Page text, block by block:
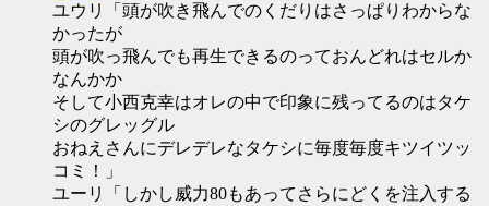
ユウリ「頭が吹き飛んでのくだりはさっぱりわからな
かったが
頭が吹っ飛んでも再生できるのっておんどれはセルか
なんかか
そして小西克幸はオレの中で印象に残ってるのはタケ
シのグレッグル
おねえさんにデレデレなタケシに毎度毎度キツイツッ
コミ！」
ユーリ「しかし威力80もあってさらにどくを注入する